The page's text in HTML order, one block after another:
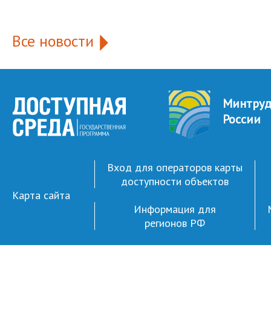
Все новости
Минтруд
России
Карта сайта
Вход для операторов карты
доступности объектов
Информация для
регионов РФ